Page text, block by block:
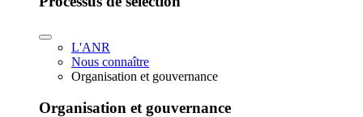
L'ANR
Nous connaître
Organisation et gouvernance
Organisation et gouvernance